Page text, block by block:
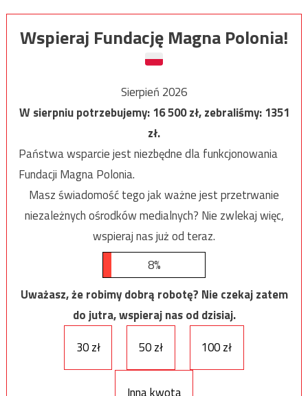
Wspieraj Fundację Magna Polonia!
Sierpień 2026
W sierpniu potrzebujemy:16 500zł, zebraliśmy:1351
zł.
Państwa wsparcie jest niezbędne dla funkcjonowania
Fundacji Magna Polonia.
Masz świadomość tego jak ważne jest przetrwanie
niezależnych ośrodków medialnych? Nie zwlekaj więc,
wspieraj nas już od teraz.
8%
Uważasz, że robimy dobrą robotę? Nie czekaj zatem
do jutra, wspieraj nas od dzisiaj.
30 zł
50 zł 100 zł